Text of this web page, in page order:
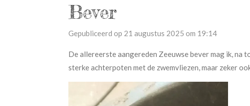
Bever
Gepubliceerd op 21 augustus 2025 om 19:14
De allereerste aangereden Zeeuwse bever mag ik,
sterke achterpoten met de zwemvliezen, maar zeker